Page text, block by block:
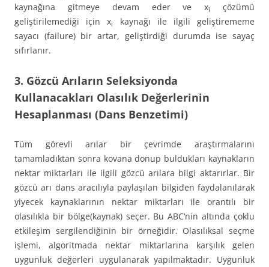
kaynağına gitmeye devam eder ve xi
çözümü
geliştirilemediği için xi
kaynağı ile ilgili geliştirememe
sayacı (failure) bir artar, geliştirdiği durumda ise sayaç
sıfırlanır.
3. Gözcü Arıların Seleksiyonda
Kullanacakları Olasılık Değerlerinin
Hesaplanması (Dans Benzetimi)
Tüm görevli arılar bir çevrimde araştırmalarını
tamamladıktan sonra kovana donup buldukları kaynakların
nektar miktarları ile ilgili gözcü arılara bilgi aktarırlar. Bir
gözcü arı dans aracılıyla paylaşılan bilgiden faydalanılarak
yiyecek kaynaklarının nektar miktarları ile orantılı bir
olasılıkla bir bölge(kaynak) seçer. Bu ABC‘nin altında çoklu
etkileşim sergilendiğinin bir örneğidir. Olasılıksal seçme
işlemi, algoritmada nektar miktarlarına karşılık gelen
uygunluk değerleri uygulanarak yapılmaktadır. Uygunluk